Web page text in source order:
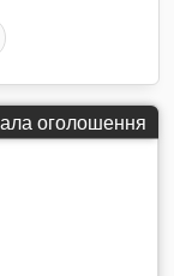
оголошення